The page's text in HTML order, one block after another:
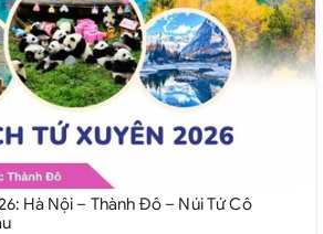
Hà Nội – Thành Đô – Núi Tứ Cô